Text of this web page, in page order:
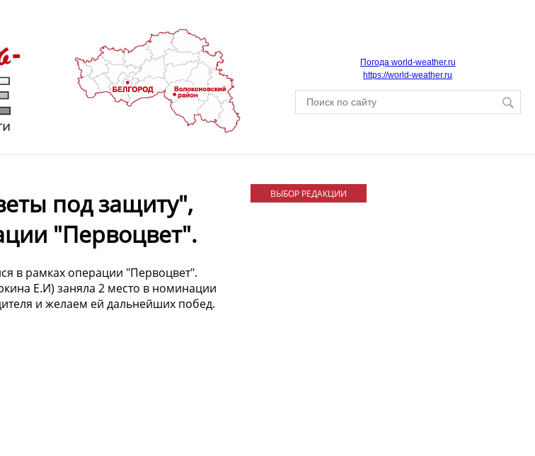
Погода world-weather.ru
https://world-weather.ru
под защиту",
"Первоцвет".
в рамках операции "Первоцвет".
Е.И) заняла 2 место в номинации
и желаем ей дальнейших побед.
ВЫБОР РЕДАКЦИИ